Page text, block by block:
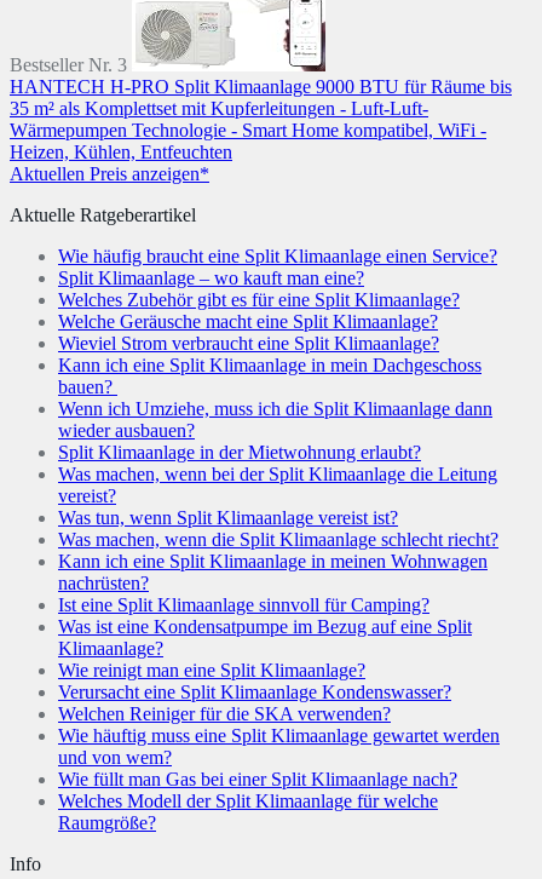
Bestseller Nr. 3
HANTECH H-PRO Split Klimaanlage 9000 BTU für Räume bis
35 m² als Komplettset mit Kupferleitungen - Luft-Luft-
Wärmepumpen Technologie - Smart Home kompatibel, WiFi -
Heizen, Kühlen, Entfeuchten
Aktuellen Preis anzeigen*
Aktuelle Ratgeberartikel
Wie häufig braucht eine Split Klimaanlage einen Service?
Split Klimaanlage – wo kauft man eine?
Welches Zubehör gibt es für eine Split Klimaanlage?
Welche Geräusche macht eine Split Klimaanlage?
Wieviel Strom verbraucht eine Split Klimaanlage?
Kann ich eine Split Klimaanlage in mein Dachgeschoss
bauen?
Wenn ich Umziehe, muss ich die Split Klimaanlage dann
wieder ausbauen?
Split Klimaanlage in der Mietwohnung erlaubt?
Was machen, wenn bei der Split Klimaanlage die Leitung
vereist?
Was tun, wenn Split Klimaanlage vereist ist?
Was machen, wenn die Split Klimaanlage schlecht riecht?
Kann ich eine Split Klimaanlage in meinen Wohnwagen
nachrüsten?
Ist eine Split Klimaanlage sinnvoll für Camping?
Was ist eine Kondensatpumpe im Bezug auf eine Split
Klimaanlage?
Wie reinigt man eine Split Klimaanlage?
Verursacht eine Split Klimaanlage Kondenswasser?
Welchen Reiniger für die SKA verwenden?
Wie häuftig muss eine Split Klimaanlage gewartet werden
und von wem?
Wie füllt man Gas bei einer Split Klimaanlage nach?
Welches Modell der Split Klimaanlage für welche
Raumgröße?
Info